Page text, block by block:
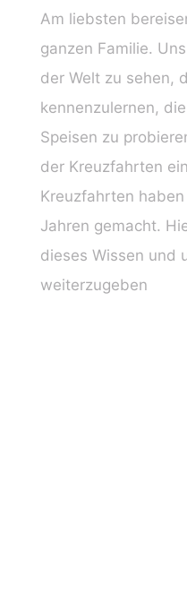
Am liebsten
ganzen Familie.
der Welt zu sehen,
kennenzulernen,
Speisen zu
der Kreuzfahrten
Kreuzfahrten
Jahren gemacht.
dieses Wissen und
weiterzugeben